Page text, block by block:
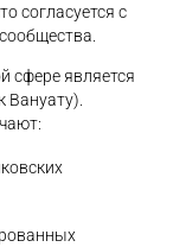
согласуется с
сфере является
Вануату).